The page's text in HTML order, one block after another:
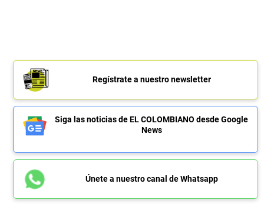
Regístrate a nuestro newsletter
Siga las noticias de EL COLOMBIANO desde Google
News
Únete a nuestro canal de Whatsapp